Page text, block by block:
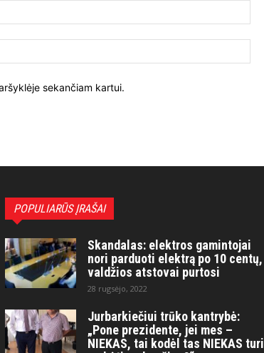
sekančiam kartui.
POPULIARŪS ĮRAŠAI
Skandalas: elektros gamintojai
nori parduoti elektrą po 10 centų,
valdžios atstovai purtosi
28 rugsėjo, 2022
Jurbarkiečiui trūko kantrybė:
„Pone prezidente, jei mes –
NIEKAS, tai kodėl tas NIEKAS turi